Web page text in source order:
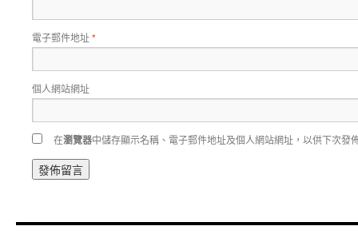
電子郵件地址*
個人網站網址
在瀏覽器中儲存顯示名稱、電子郵件地址及個人網站網址，以供下次發